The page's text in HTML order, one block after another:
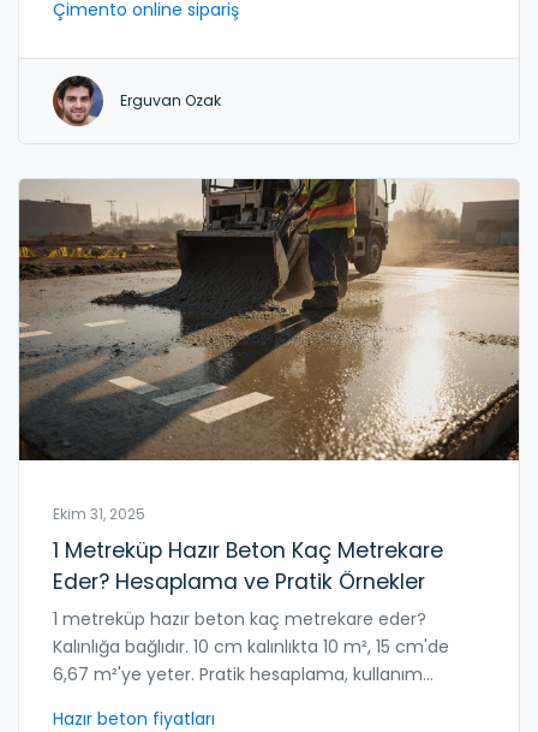
Çimento online sipariş
Erguvan Ozak
Ekim 31, 2025
1 Metreküp Hazır Beton Kaç Metrekare
Eder? Hesaplama ve Pratik Örnekler
1 metreküp hazır beton kaç metrekare eder?
Kalınlığa bağlıdır. 10 cm kalınlıkta 10 m², 15 cm'de
6,67 m²'ye yeter. Pratik hesaplama, kullanım
Hazır beton fiyatları